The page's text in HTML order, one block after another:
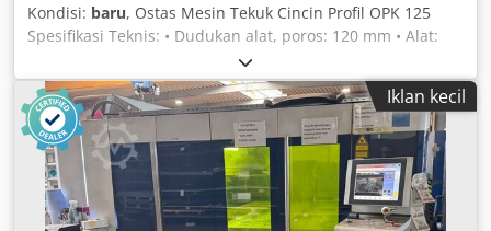
Kondisi: baru, Ostas Mesin Tekuk Cincin Profil OPK 125
Spesifikasi Teknis: • Dudukan alat, poros: 120 mm • Alat:
390 mm • Kecepatan kerja: 2–7,5 m/menit • Motor: 15 kW •
Dimensi P-L-T: 2000 x 1700 x 1950 mm • Berat: 4850 kg • 3
rol digerakkan secara terpisah melalui hidromotor dan gir
planet • Rol standar dikeraskan • Dudukan alat dan poros
dikeraskan dan diasah • Panel kontrol mobile • Posisi kerja
horizontal dan vertikal • Penyangga samping hidraulis •
Indikator digital (2 unit) • Sesuai standar CE Dcjdpfx Aaoxrd
Rnorok
Iklan kecil